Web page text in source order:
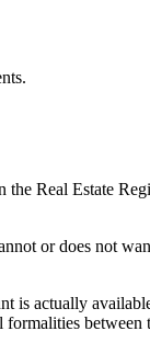
Real Estate
or does not
is actually